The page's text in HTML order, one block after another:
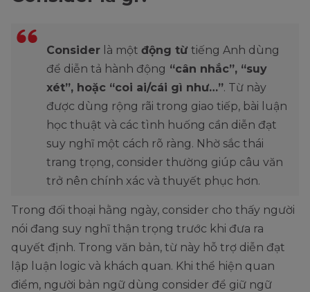
Consider là một động từ tiếng Anh dùng
để diễn tả hành động “cân nhắc”, “suy
xét”, hoặc “coi ai/cái gì như…”. Từ này
được dùng rộng rãi trong giao tiếp, bài luận
học thuật và các tình huống cần diễn đạt
suy nghĩ một cách rõ ràng. Nhờ sắc thái
trang trọng, consider thường giúp câu văn
trở nên chính xác và thuyết phục hơn.
Trong đối thoại hằng ngày, consider cho thấy người
nói đang suy nghĩ thận trọng trước khi đưa ra
quyết định. Trong văn bản, từ này hỗ trợ diễn đạt
lập luận logic và khách quan. Khi thể hiện quan
điểm, người bản ngữ dùng consider để giữ ngữ